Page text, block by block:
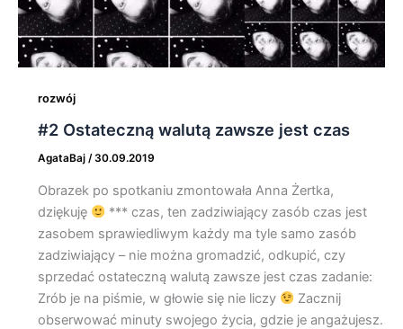
rozwój
#2 Ostateczną walutą zawsze jest czas
AgataBaj /30.09.2019
Obrazek po spotkaniu zmontowała Anna Żertka,
dziękuję
*** czas, ten zadziwiający zasób czas jest
zasobem sprawiedliwym każdy ma tyle samo zasób
zadziwiający – nie można gromadzić, odkupić, czy
sprzedać ostateczną walutą zawsze jest czas zadanie:
Zrób je na piśmie, w głowie się nie liczy
Zacznij
obserwować minuty swojego życia, gdzie je angażujesz.